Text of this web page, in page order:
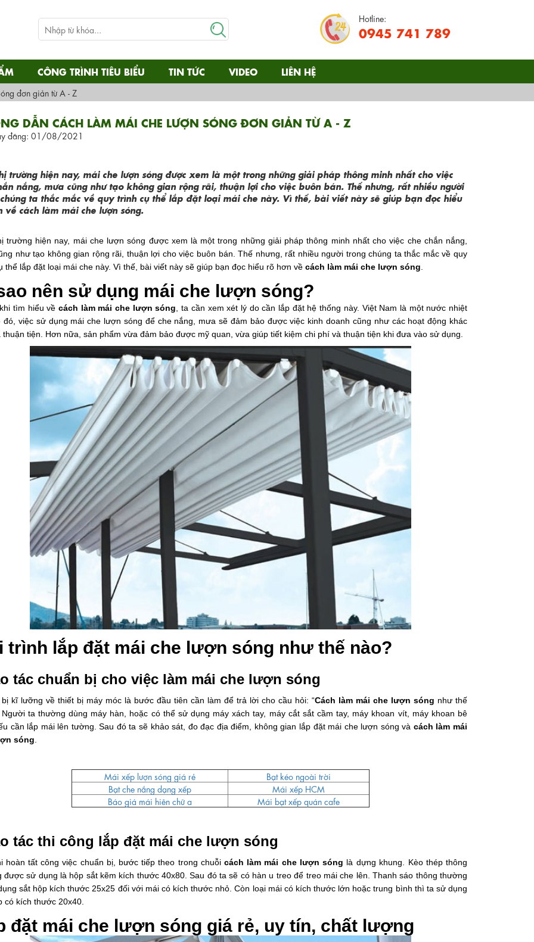
Hotline:
0945 741 789
CÔNG TRÌNH TIÊU BIỂU TIN TỨC VIDEO LIÊN HỆ
đơn giản từ A - Z
DẪN CÁCH LÀM MÁI CHE LƯỢN SÓNG ĐƠN GIẢN TỪ A - Z
đăng: 01/08/2021
trường hiện nay, mái che lượn sóng được xem là một trong những giải pháp thông minh nhất cho việc
nắng, mưa cũng như tạo không gian rộng rãi, thuận lợi cho việc buôn bán. Thế nhưng, rất nhiều người
ta thắc mắc về quy trình cụ thể lắp đặt loại mái che này. Vì thế, bài viết này sẽ giúp bạn đọc hiểu
về cách làm mái che lượn sóng.
trường hiện nay, mái che lượn sóng được xem là một trong những giải pháp thông minh nhất cho việc che chắn nắng,
như tạo không gian rộng rãi, thuận lợi cho việc buôn bán. Thế nhưng, rất nhiều người trong chúng ta thắc mắc về quy
thể lắp đặt loại mái che này. Vì thế, bài viết này sẽ giúp bạn đọc hiểu rõ hơn về cách làm mái che lượn sóng
nên sử dụng mái che lượn sóng?
tìm hiểu về cách làm mái che lượn sóng , ta cần xem xét lý do cần lắp đặt hệ thống này. Việt Nam là một nước nhiệt
đó, việc sử dụng mái che lượn sóng để che nắng, mưa sẽ đảm bảo được việc kinh doanh cũng như các hoạt động khác
thuận tiện. Hơn nữa, sản phẩm vừa đảm bảo được mỹ quan, vừa giúp tiết kiệm chi phí và thuận tiện khi đưa vào sử dụng.
trình lắp đặt mái che lượn sóng như thế nào?
tác chuẩn bị cho việc làm mái che lượn sóng
bị kĩ lưỡng về thiết bị máy móc là bước đầu tiên cần làm để trả lời cho cầu hỏi: “Cách làm mái che lượn sóng như thế
Người ta thường dùng máy hàn, hoặc có thể sử dụng máy xách tay, máy cắt sắt cầm tay, máy khoan vít, máy khoan bê
cần lắp mái lên tường. Sau đó ta sẽ khảo sát, đo đạc địa điểm, không gian lắp đặt mái che lượn sóng và cách làm mái
sóng
Mái xếp lượn sóng giá rẻ
Bạt kéo ngoài trời
Bạt che nắng dạng xếp
Mái xếp HCM
Báo giá mái hiên chữ a
Mái bạt xếp quán cafe
tác thi công lắp đặt mái che lượn sóng
hoàn tất công việc chuẩn bị, bước tiếp theo trong chuỗi cách làm mái che lượn sóng là dựng khung. Kèo thép thông
được sử dụng là hộp sắt kẽm kích thước 40x80. Sau đó ta sẽ có hàn u treo để treo mái che lên. Thanh sáo thông thường
sắt hộp kích thước 25x25 đối với mái có kích thước nhỏ. Còn loại mái có kích thước lớn hoặc trung bình thì ta sử dụng
có kích thước 20x40.
đặt mái che lượn sóng giá rẻ, uy tín, chất lượng